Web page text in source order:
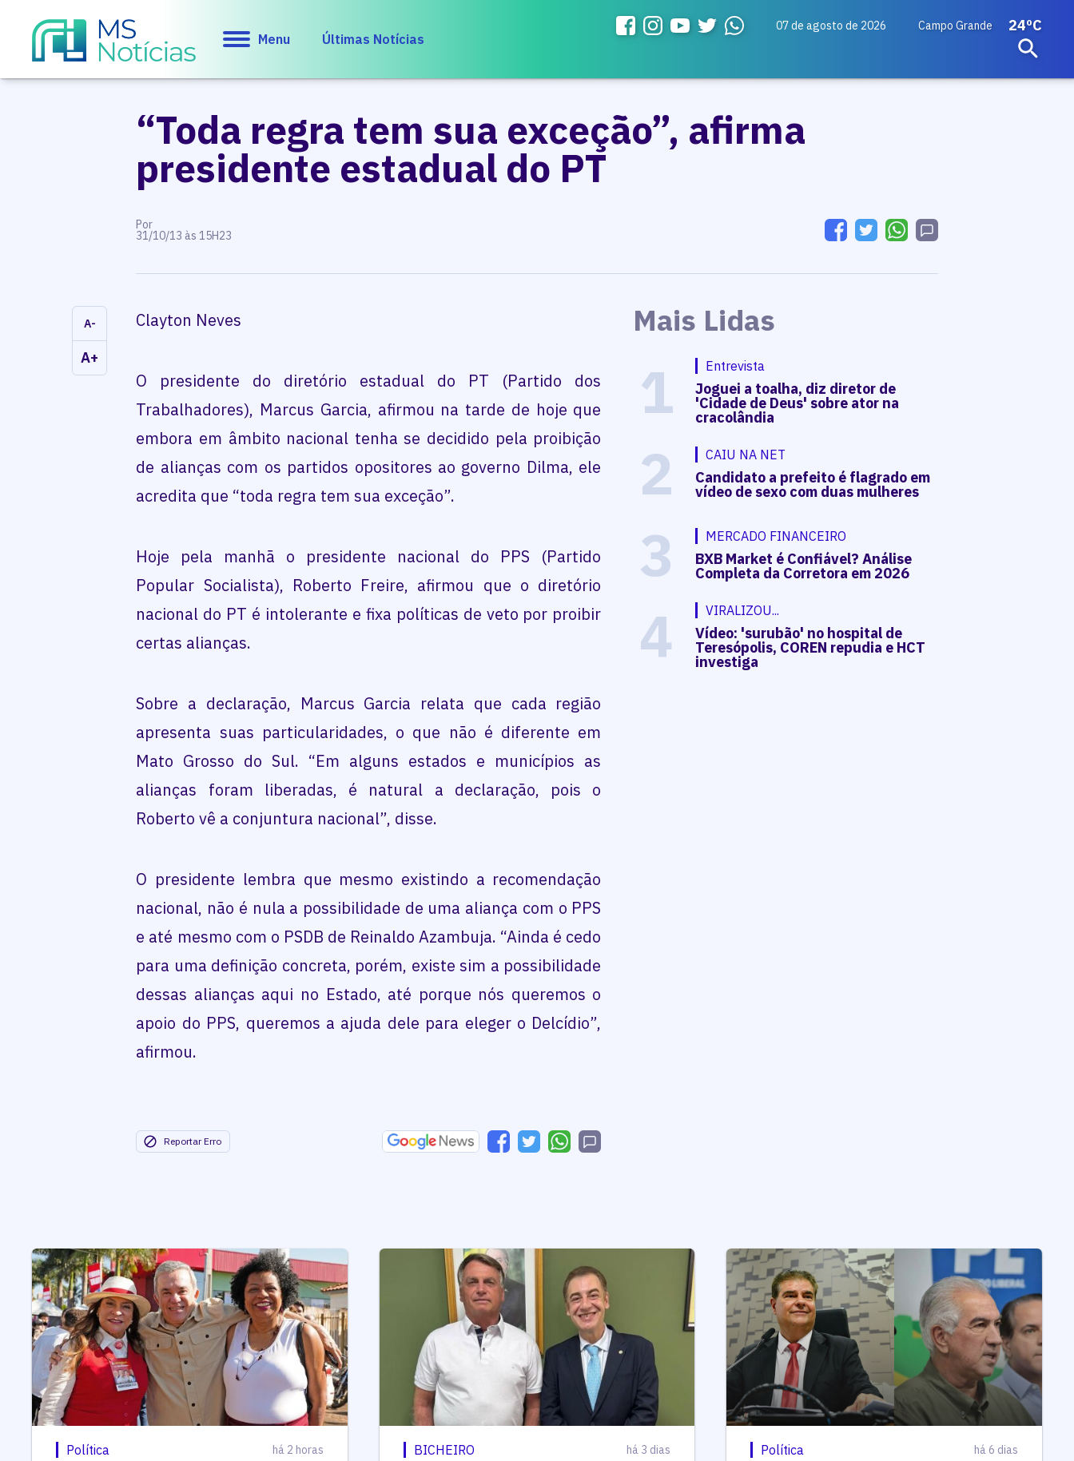
Menu Últimas Notícias
07 de agosto de 2026 Campo Grande 24ºC
“Toda regra tem sua exceção”, afirma
presidente estadual do PT
Por
31/10/13 às 15H23
A-
A+
Clayton Neves
O presidente do diretório estadual do PT (Partido dos
Trabalhadores), Marcus Garcia, afirmou na tarde de hoje que
embora em âmbito nacional tenha se decidido pela proibição
de alianças com os partidos opositores ao governo Dilma, ele
acredita que “toda regra tem sua exceção”.
Hoje pela manhã o presidente nacional do PPS (Partido
Popular Socialista), Roberto Freire, afirmou que o diretório
nacional do PT é intolerante e fixa políticas de veto por proibir
certas alianças.
Sobre a declaração, Marcus Garcia relata que cada região
apresenta suas particularidades, o que não é diferente em
Mato Grosso do Sul. “Em alguns estados e municípios as
alianças foram liberadas, é natural a declaração, pois o
Roberto vê a conjuntura nacional”, disse.
O presidente lembra que mesmo existindo a recomendação
nacional, não é nula a possibilidade de uma aliança com o PPS
e até mesmo com o PSDB de Reinaldo Azambuja. “Ainda é cedo
para uma definição concreta, porém, existe sim a possibilidade
dessas alianças aqui no Estado, até porque nós queremos o
apoio do PPS, queremos a ajuda dele para eleger o Delcídio”,
afirmou.
Reportar Erro
Mais Lidas
1 Entrevista
Joguei a toalha, diz diretor de
'Cidade de Deus' sobre ator na
cracolândia
2 CAIU NA NET
Candidato a prefeito é flagrado em
vídeo de sexo com duas mulheres
3 MERCADO FINANCEIRO
BXB Market é Confiável? Análise
Completa da Corretora em 2026
4 VIRALIZOU...
Vídeo: 'surubão' no hospital de
Teresópolis, COREN repudia e HCT
investiga
Política há 2 horas BICHEIRO há 3 dias Política há 6 dias